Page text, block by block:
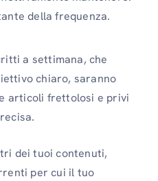
della frequenza.
a settimana, che
chiaro, saranno
articoli frettolosi e privi
dei tuoi contenuti,
per cui il tuo